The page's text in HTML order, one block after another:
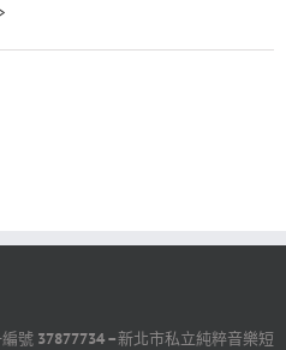
號 37877734 –新北市私立純粹音樂短